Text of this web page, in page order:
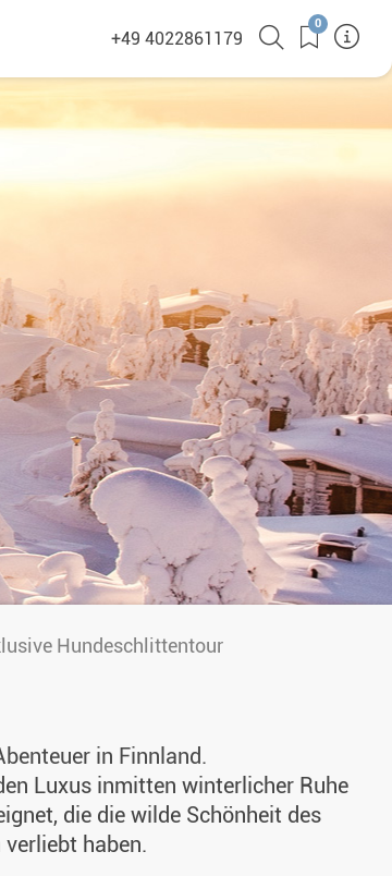
+49 4022861179
0
Hundeschlittentour
in Finnland.
Luxus inmitten winterlicher Ruhe
die die wilde Schönheit des
haben.